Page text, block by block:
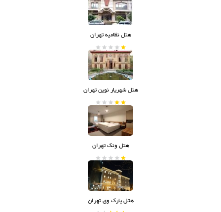
هتل نظامیه تهران
هتل شهریار نوین تهران
هتل ونک تهران
هتل پارک وی تهران